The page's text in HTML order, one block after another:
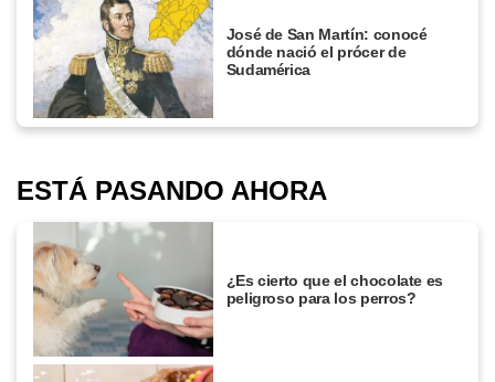
José de San Martín: conocé
dónde nació el prócer de
Sudamérica
ESTÁ PASANDO AHORA
¿Es cierto que el chocolate es
peligroso para los perros?